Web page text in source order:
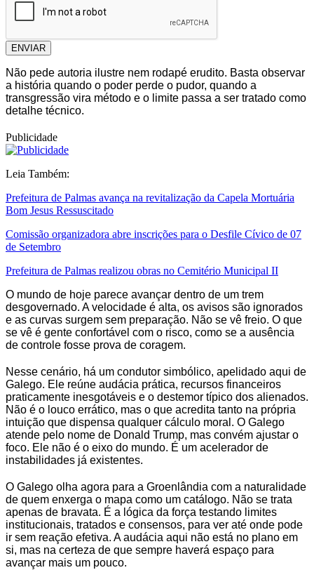
ENVIAR
Não pede autoria ilustre nem rodapé erudito. Basta observar
a história quando o poder perde o pudor, quando a
transgressão vira método e o limite passa a ser tratado como
detalhe técnico.
Publicidade
Leia Também:
Prefeitura de Palmas avança na revitalização da Capela Mortuária
Bom Jesus Ressuscitado
Comissão organizadora abre inscrições para o Desfile Cívico de 07
de Setembro
Prefeitura de Palmas realizou obras no Cemitério Municipal II
O mundo de hoje parece avançar dentro de um trem
desgovernado. A velocidade é alta, os avisos são ignorados
e as curvas surgem sem preparação. Não se vê freio. O que
se vê é gente confortável com o risco, como se a ausência
de controle fosse prova de coragem.
Nesse cenário, há um condutor simbólico, apelidado aqui de
Galego. Ele reúne audácia prática, recursos financeiros
praticamente inesgotáveis e o destemor típico dos alienados.
Não é o louco errático, mas o que acredita tanto na própria
intuição que dispensa qualquer cálculo moral. O Galego
atende pelo nome de Donald Trump, mas convém ajustar o
foco. Ele não é o eixo do mundo. É um acelerador de
instabilidades já existentes.
O Galego olha agora para a Groenlândia com a naturalidade
de quem enxerga o mapa como um catálogo. Não se trata
apenas de bravata. É a lógica da força testando limites
institucionais, tratados e consensos, para ver até onde pode
ir sem reação efetiva. A audácia aqui não está no plano em
si, mas na certeza de que sempre haverá espaço para
avançar mais um pouco.